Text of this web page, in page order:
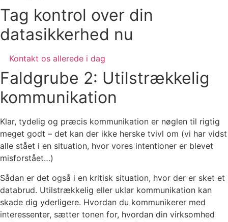
Tag kontrol over din
datasikkerhed nu
Kontakt os allerede i dag
Faldgrube 2: Utilstrækkelig
kommunikation
Klar, tydelig og præcis kommunikation er nøglen til rigtig
meget godt – det kan der ikke herske tvivl om (vi har vidst
alle stået i en situation, hvor vores intentioner er blevet
misforstået…)
Sådan er det også i en kritisk situation, hvor der er sket et
databrud. Utilstrækkelig eller uklar kommunikation kan
skade dig yderligere. Hvordan du kommunikerer med
interessenter, sætter tonen for, hvordan din virksomhed